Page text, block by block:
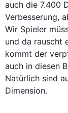
auch die 7.400
Verbesserung,
Wir Spieler
und da rauscht
kommt der
auch in diesen
Natürlich sind
Dimension.